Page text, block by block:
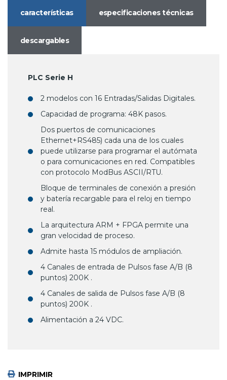
características especificaciones técnicas
descargables
PLC Serie H
2 modelos con 16 Entradas/Salidas Digitales.
Capacidad de programa: 48K pasos.
Dos puertos de comunicaciones
Ethernet+RS485) cada una de los cuales
puede utilizarse para programar el autómata
o para comunicaciones en red. Compatibles
con protocolo ModBus ASCII/RTU.
Bloque de terminales de conexión a presión
y batería recargable para el reloj en tiempo
real.
La arquitectura ARM + FPGA permite una
gran velocidad de proceso.
Admite hasta 15 módulos de ampliación.
4 Canales de entrada de Pulsos fase A/B (8
puntos) 200K .
4 Canales de salida de Pulsos fase A/B (8
puntos) 200K .
Alimentación a 24 VDC.
IMPRIMIR